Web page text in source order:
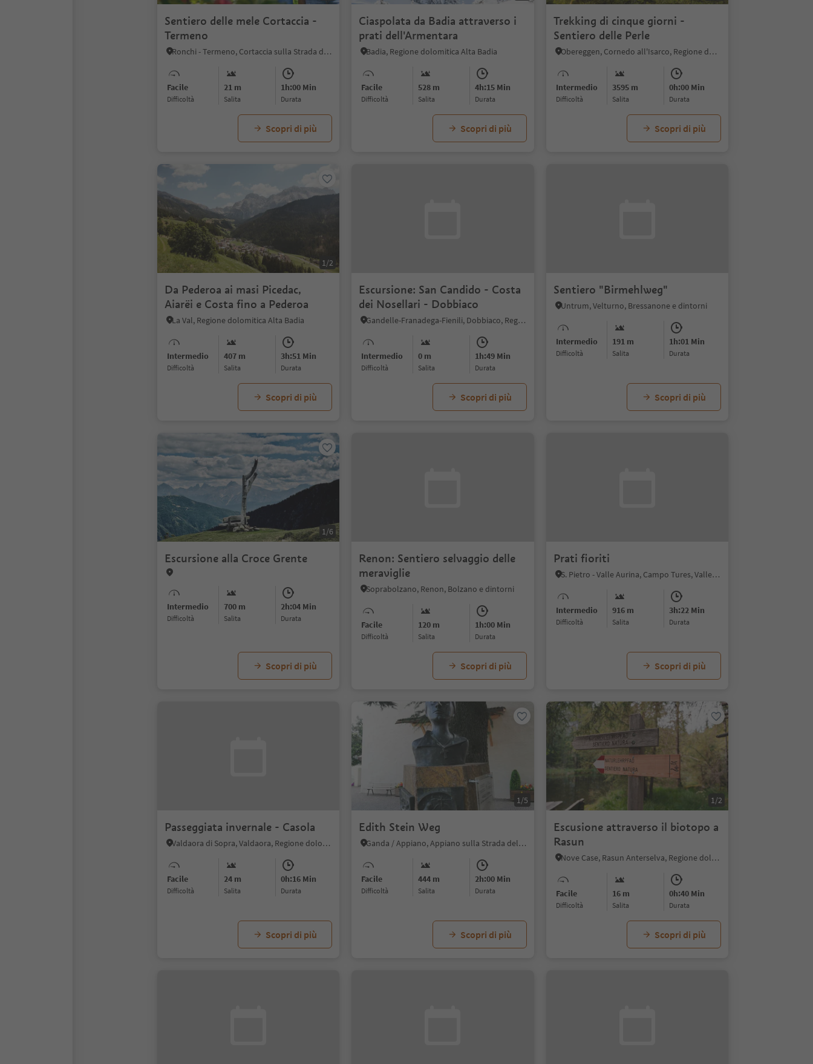
Sentiero delle mele Cortaccia -
Termeno
Ronchi - Termeno, Cortaccia sulla Strada del Vino, Strada del Vino
Facile
Difficoltà
21 m
Salita
1h:00 Min
durata
Scopri di più
Ciaspolata da Badia attraverso i
prati dell'Armentara
Badia, Regione dolomitica Alta Badia
Facile
Difficoltà
528 m
Salita
4h:15 Min
durata
Scopri di più
Trekking di cinque giorni -
Sentiero delle Perle
Obereggen, Cornedo all'Isarco, Regione dolomitica Val d'Ega
Intermedio
Difficoltà
3595 m
Salita
0h:00 Min
durata
Scopri di più
1/2
Da Pederoa ai masi Picedac,
Aiarëi e Costa fino a Pederoa
La Val, Regione dolomitica Alta Badia
Intermedio
Difficoltà
407 m
Salita
3h:51 Min
durata
Scopri di più
Escursione: San Candido - Costa
dei Nosellari - Dobbiaco
Gandelle-Franadega-Fienili, Dobbiaco, Regione dolomitica 3 Cime
Intermedio
Difficoltà
0 m
Salita
1h:49 Min
durata
Scopri di più
Sentiero "Birmehlweg"
Untrum, Velturno, Bressanone e dintorni
Intermedio
Difficoltà
191 m
Salita
1h:01 Min
durata
Scopri di più
1/6
Escursione alla Croce Grente
Intermedio
Difficoltà
700 m
Salita
2h:04 Min
durata
Scopri di più
Renon: Sentiero selvaggio delle
meraviglie
Soprabolzano, Renon, Bolzano e dintorni
Facile
Difficoltà
120 m
Salita
1h:00 Min
durata
Scopri di più
Prati fioriti
S. Pietro - Valle Aurina, Campo Tures, Valle Aurina
Intermedio
Difficoltà
916 m
Salita
3h:22 Min
durata
Scopri di più
Passeggiata invernale - Casola
Valdaora di Sopra, Valdaora, Regione dolomitica Plan de Corones
Facile
Difficoltà
24 m
Salita
0h:16 Min
durata
Scopri di più
1/5
Edith Stein Weg
Ganda / Appiano, Appiano sulla Strada del Vino, Strada del Vino
Facile
Difficoltà
444 m
Salita
2h:00 Min
durata
Scopri di più
1/2
Escusione attraverso il biotopo a
Rasun
Nove Case, Rasun Anterselva, Regione dolomitica Plan de Corones
Facile
Difficoltà
16 m
Salita
0h:40 Min
durata
Scopri di più